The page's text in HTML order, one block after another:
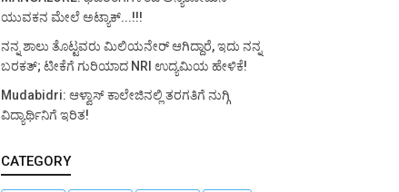
ಯುವಕನ ಮೇಲೆ ಅಟ್ಯಾಕ್...!!!
ನನ್ನ ಶಾಲು ತೊಟ್ಟವರು ಮಿಲಿಯನೇರ್ ಆಗಿದ್ದಾರೆ, ಇದು ನನ್ನ
ಬರಕತ್; ಟೀಕೆಗೆ ಗುರಿಯಾದ NRI ಉದ್ಯಮಿಯ ಹೇಳಿಕೆ!
Mudabidri: ಆಳ್ವಾಸ್ ಕಾಲೇಜಿನಲ್ಲಿ ತರಗತಿಗೆ ನುಗ್ಗಿ
ವಿದ್ಯಾರ್ಥಿನಿಗೆ ಇರಿತ!
CATEGORY